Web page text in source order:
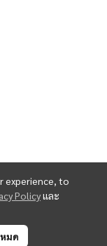
experience, to
Policyและ
มด
by MWE